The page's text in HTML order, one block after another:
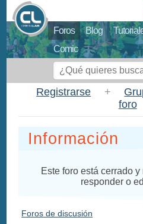
Foros Blog
Comic
Registrarse +
foro
Información
Este foro está cerrado
responder o
Foros de discusión